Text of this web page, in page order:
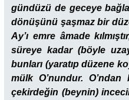
gündüzü de geceye
dönüşünü şaşmaz bir
Ay’ı emre âmade
süreye kadar (böyle
bunları (yaratıp düzene
mülk O’nundur. O’ndan
çekirdeğin (beynin)